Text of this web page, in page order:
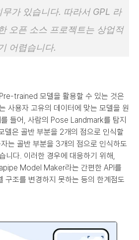
가 있습니다. 따라서 GPL 라
오픈 소스 프로젝트는 상업적
어렵습니다.
trained 모델을 활용할 수 있는 것은
사용자 고유의 데이터에 맞는 모델을 원
들어, 사람의 Pose Landmark를 탐지
은 골반 부분을 2개의 점으로 인식할
는 골반 부분을 3개의 점으로 인식하도
니다. 이러한 경우에 대응하기 위해,
Model Maker라는 간편한 API를
구조를 변경하지 못하는 등의 한계점도